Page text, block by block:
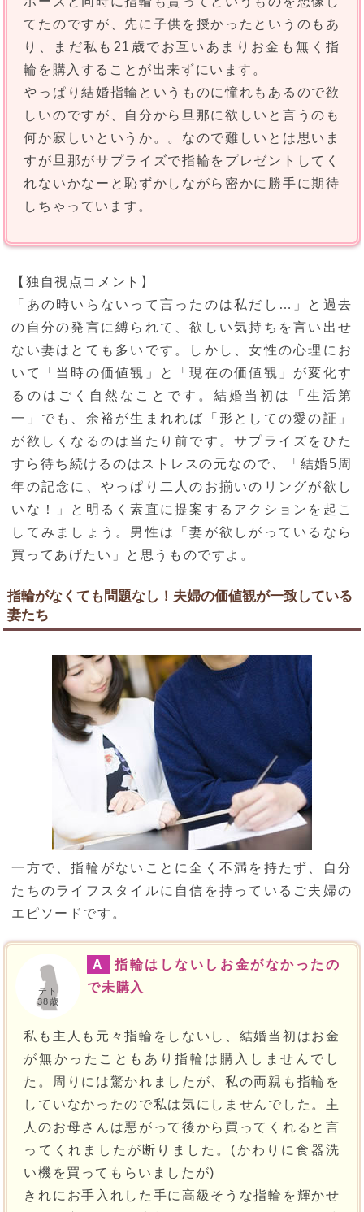
てたのですが、先に子供を授かったというのもあ
り、まだ私も21歳でお互いあまりお金も無く指
輪を購入することが出来ずにいます。
やっぱり結婚指輪というものに憧れもあるので欲
しいのですが、自分から旦那に欲しいと言うのも
何か寂しいというか。。なので難しいとは思いま
すが旦那がサプライズで指輪をプレゼントしてく
れないかなーと恥ずかしながら密かに勝手に期待
しちゃっています。
【独自視点コメント】
「あの時いらないって言ったのは私だし…」と過去
の自分の発言に縛られて、欲しい気持ちを言い出せ
ない妻はとても多いです。しかし、女性の心理にお
いて「当時の価値観」と「現在の価値観」が変化す
るのはごく自然なことです。結婚当初は「生活第
一」でも、余裕が生まれれば「形としての愛の証」
が欲しくなるのは当たり前です。サプライズをひた
すら待ち続けるのはストレスの元なので、「結婚5周
年の記念に、やっぱり二人のお揃いのリングが欲し
いな！」と明るく素直に提案するアクションを起こ
してみましょう。男性は「妻が欲しがっているなら
買ってあげたい」と思うものですよ。
指輪がなくても問題なし！夫婦の価値観が一致している
妻たち
一方で、指輪がないことに全く不満を持たず、自分
たちのライフスタイルに自信を持っているご夫婦の
エピソードです。
テト
38歳
A
指輪はしないしお金がなかったの
で未購入
私も主人も元々指輪をしないし、結婚当初はお金
が無かったこともあり指輪は購入しませんでし
た。周りには驚かれましたが、私の両親も指輪を
していなかったので私は気にしませんでした。主
人のお母さんは悪がって後から買ってくれると言
ってくれましたが断りました。(かわりに食器洗
い機を買ってもらいましたが)
きれにお手入れした手に高級そうな指輪を輝かせ